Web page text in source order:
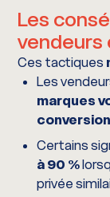
Les
vendeurs
Ces tactiques
Les
marques
Certains
à 90 %
privée